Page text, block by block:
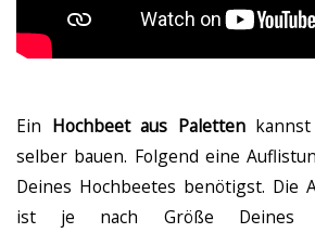
Ein Hochbeet aus Palettenkannst
selber bauen. Folgend eine
Deines Hochbeetes benötigst. Die
ist je nach Größe Deines